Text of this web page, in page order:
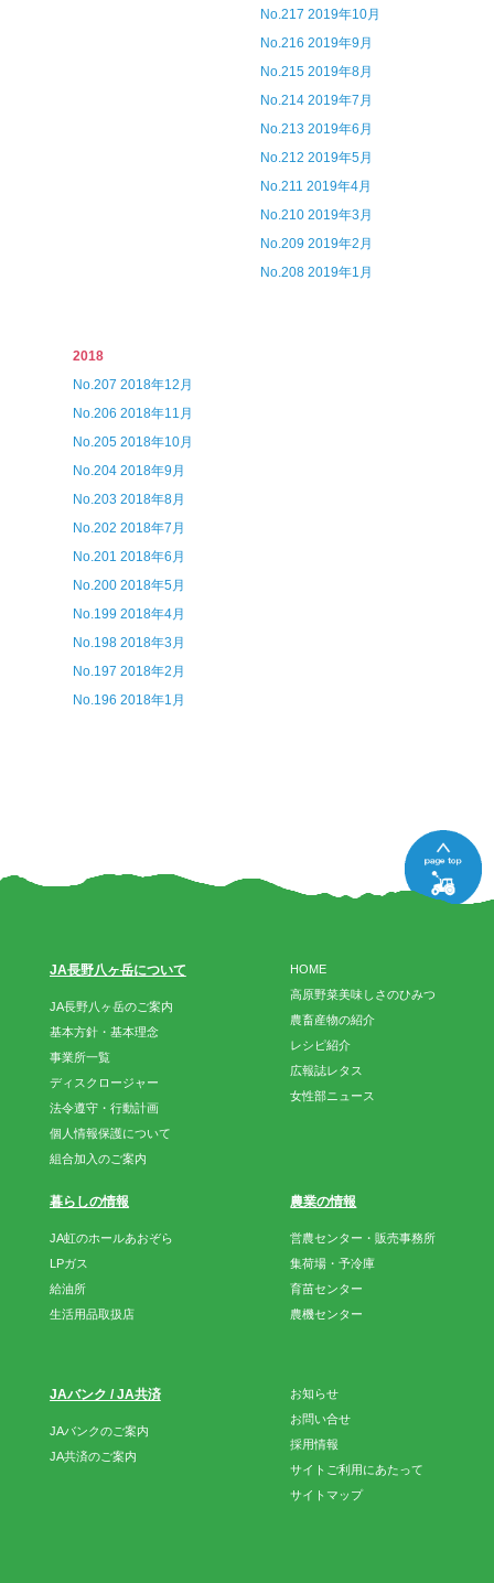
No.217 2019年10月
No.216 2019年9月
No.215 2019年8月
No.214 2019年7月
No.213 2019年6月
No.212 2019年5月
No.211 2019年4月
No.210 2019年3月
No.209 2019年2月
No.208 2019年1月
2018
No.207 2018年12月
No.206 2018年11月
No.205 2018年10月
No.204 2018年9月
No.203 2018年8月
No.202 2018年7月
No.201 2018年6月
No.200 2018年5月
No.199 2018年4月
No.198 2018年3月
No.197 2018年2月
No.196 2018年1月
HOME
高原野菜美味しさのひみつ
農畜産物の紹介
レシピ紹介
広報誌レタス
女性部ニュース
JA長野八ヶ岳について
JA長野八ヶ岳のご案内
基本方針・基本理念
事業所一覧
ディスクロージャー
法令遵守・行動計画
個人情報保護について
組合加入のご案内
暮らしの情報
JA虹のホールあおぞら
LPガス
給油所
生活用品取扱店
農業の情報
営農センター・販売事務所
集荷場・予冷庫
育苗センター
農機センター
JAバンク / JA共済
JAバンクのご案内
JA共済のご案内
お知らせ
お問い合せ
採用情報
サイトご利用にあたって
サイトマップ